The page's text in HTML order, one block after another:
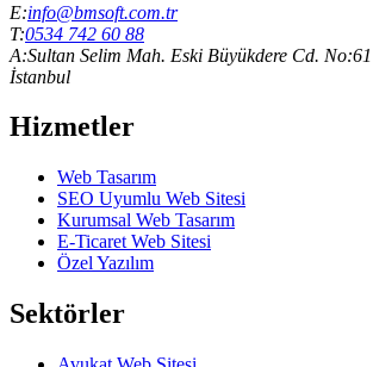
E:info@bmsoft.com.tr
T:0534 742 60 88
A:Sultan Selim Mah. Eski Büyükdere Cd.
İstanbul
Hizmetler
Web Tasarım
SEO Uyumlu Web Sitesi
Kurumsal Web Tasarım
E-Ticaret Web Sitesi
Özel Yazılım
Sektörler